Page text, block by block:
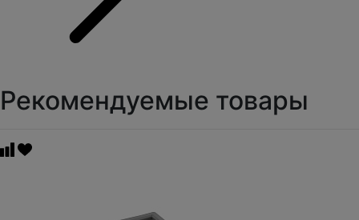
Рекомендуемые товары